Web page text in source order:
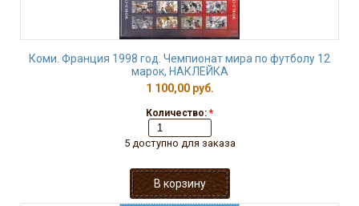
Коми. Франция 1998 год. Чемпионат мира по футболу 12
марок, НАКЛЕЙКА
1 100,00 руб.
Количество: *
5 доступно для заказа